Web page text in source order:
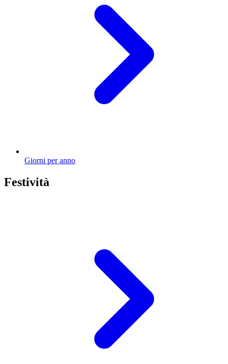
Giorni per anno
Festività